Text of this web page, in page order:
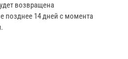
возвращена
позднее 14 дней с момента